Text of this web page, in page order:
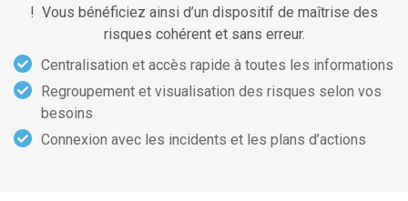
! Vous bénéficiez ainsi d’un dispositif de maîtrise des
risques cohérent et sans erreur.
Centralisation et accès rapide à toutes les informations
Regroupement et visualisation des risques selon vos
besoins
Connexion avec les incidents et les plans d’actions